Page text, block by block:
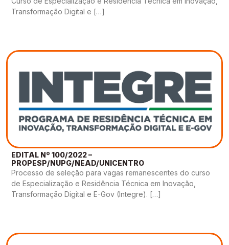
Transformação Digital e […]
EDITAL Nº 100/2022 –
PROPESP/NUPG/NEAD/UNICENTRO
Processo de seleção para vagas remanescentes do curso
de Especialização e Residência Técnica em Inovação,
Transformação Digital e E-Gov (Integre). […]